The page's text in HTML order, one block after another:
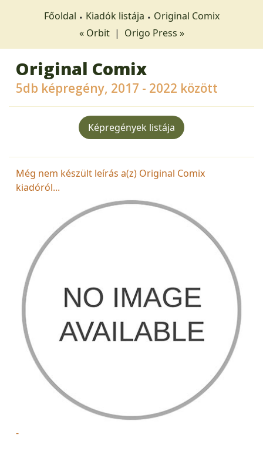
Főoldal Kiadók listája
Original Comix
« Orbit | Origo Press »
Original Comix
5db képregény, 2017 - 2022 között
Képregények listája
Még nem készült leírás a(z) Original Comix
kiadóról...
-